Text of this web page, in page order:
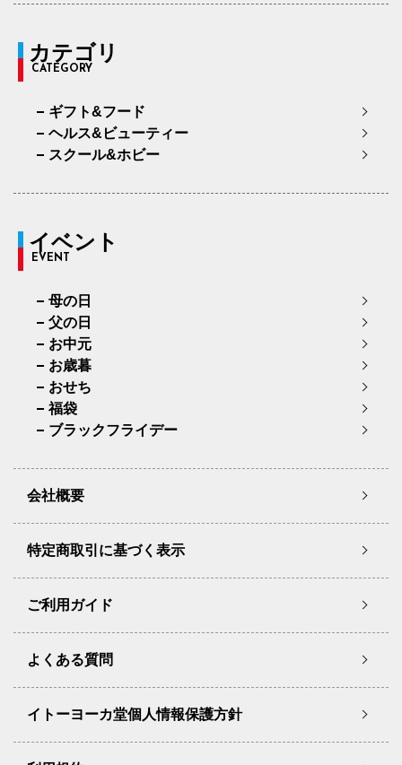
カテゴリ
CATEGORY
ギフト&フード
ヘルス&ビューティー
スクール&ホビー
イベント
EVENT
母の日
父の日
お中元
お歳暮
おせち
福袋
ブラックフライデー
会社概要
特定商取引に基づく表示
ご利用ガイド
よくある質問
イトーヨーカ堂個人情報保護方針